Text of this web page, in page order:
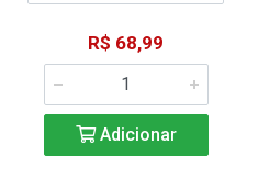
R$ 68,99
Adicionar